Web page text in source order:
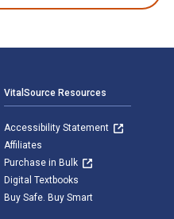
VitalSource Resources
Accessibility Statement
Affiliates
Purchase in Bulk
Digital Textbooks
Buy Safe. Buy Smart